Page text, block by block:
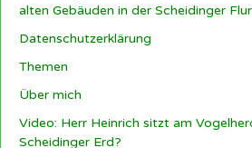
alten Gebäuden in der Scheidinger Flur
Datenschutzerklärung
Themen
Über mich
Video: Herr Heinrich sitzt am
Scheidinger Erd?